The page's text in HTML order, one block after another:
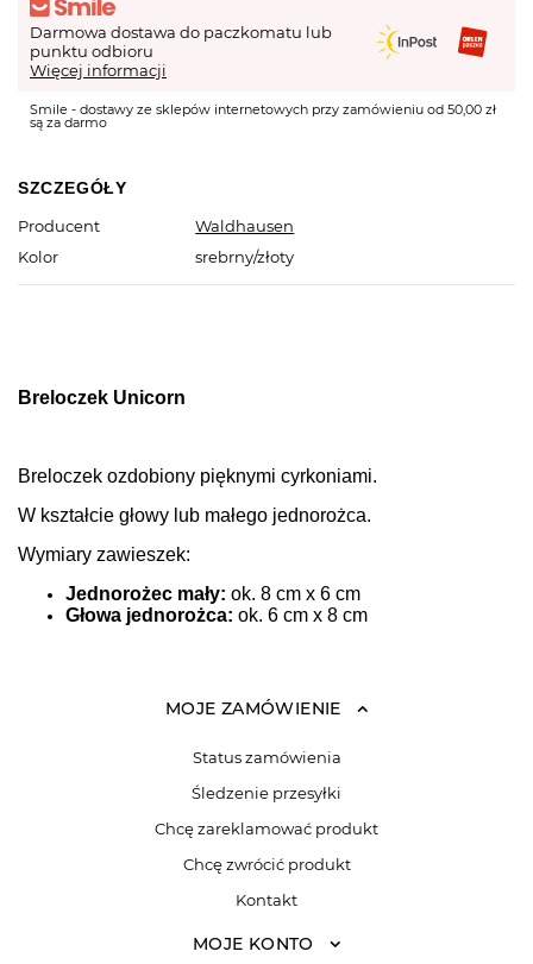
Darmowa dostawa do paczkomatu lub
punktu odbioru
Więcej informacji
Smile - dostawy ze sklepów internetowych przy zamówieniu od 50,00 zł
są za darmo
SZCZEGÓŁY
Producent
Waldhausen
Kolor
srebrny/złoty
Breloczek Unicorn
Breloczek ozdobiony pięknymi cyrkoniami.
W kształcie głowy lub małego jednorożca.
Wymiary zawieszek:
Jednorożec mały: ok. 8 cm x 6 cm
Głowa jednorożca: ok. 6 cm x 8 cm
MOJE ZAMÓWIENIE
Status zamówienia
Śledzenie przesyłki
Chcę zareklamować produkt
Chcę zwrócić produkt
Kontakt
MOJE KONTO